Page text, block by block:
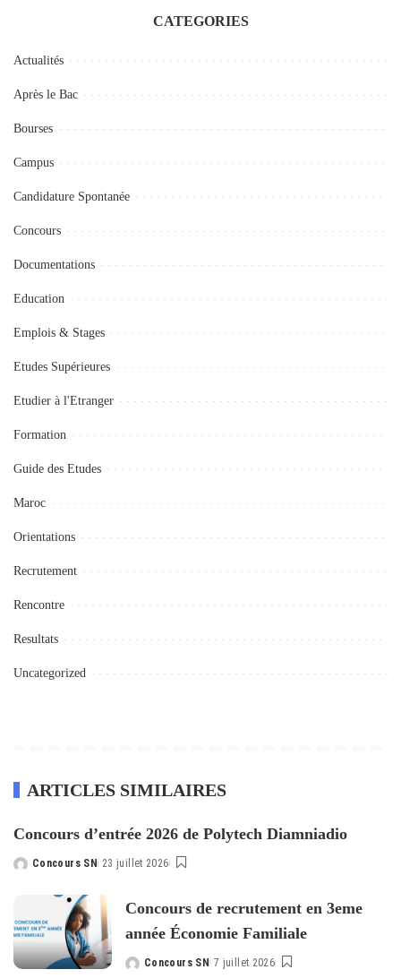
CATEGORIES
Actualités
Après le Bac
Bourses
Campus
Candidature Spontanée
Concours
Documentations
Education
Emplois & Stages
Etudes Supérieures
Etudier à l'Etranger
Formation
Guide des Etudes
Maroc
Orientations
Recrutement
Rencontre
Resultats
Uncategorized
ARTICLES SIMILAIRES
Concours d’entrée 2026 de Polytech Diamniadio
Posted
Concours SN 23 juillet 2026
Concours de recrutement en 3eme
année Économie Familiale
Posted
Concours SN 7 juillet 2026